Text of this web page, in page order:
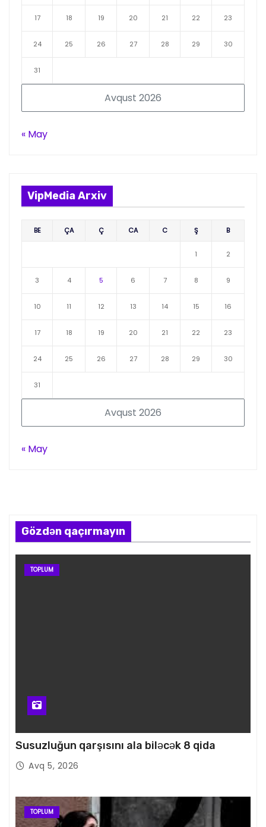
Avqust 2026
17 18 19 20 21 22 23
24 25 26 27 28 29 30
31
« May
VipMedia Arxiv
Avqust 2026
BE ÇA Ç CA C Ş B
1 2
3 4 5 6 7 8 9
10 11 12 13 14 15 16
17 18 19 20 21 22 23
24 25 26 27 28 29 30
31
« May
Gözdən qaçırmayın
TOPLUM
Susuzluğun qarşısını ala biləcək 8 qida
Avq 5, 2026
TOPLUM